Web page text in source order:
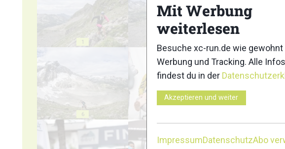
1
6
Mit Werbung
weiterlesen
Besuche xc-run.de wie
Werbung und Tracking. Alle
findest du in der
Akzeptieren und weiter
ImpressumDatenschutzAbo